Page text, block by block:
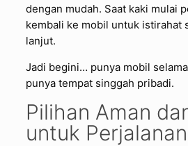
dengan mudah. Saat kaki mulai
kembali ke mobil untuk istirahat
lanjut.
Jadi begini… punya mobil
punya tempat singgah pribadi.
Pilihan Aman
untuk